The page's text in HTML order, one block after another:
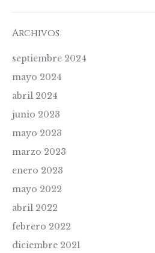
Archivos
septiembre 2024
mayo 2024
abril 2024
junio 2023
mayo 2023
marzo 2023
enero 2023
mayo 2022
abril 2022
febrero 2022
diciembre 2021